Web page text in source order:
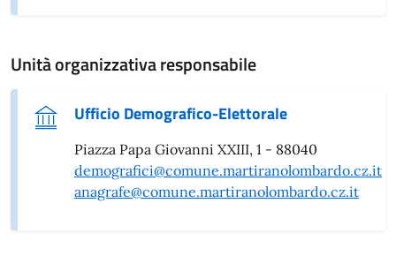
Unità organizzativa responsabile
Ufficio Demografico-Elettorale
Piazza Papa Giovanni XXIII, 1 - 88040
demografici@comune.martiranolombardo.cz.it
anagrafe@comune.martiranolombardo.cz.it